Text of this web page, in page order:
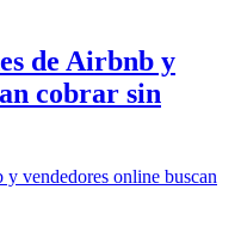
de Airbnb y
cobrar sin